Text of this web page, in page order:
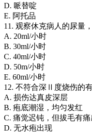
D. 哌替啶
E. 阿托品
11. 观察休克病人的尿量
A. 20ml/小时
B. 30ml/小时
C. 40ml/小时
D. 50m/小时
E. 60ml/小时
12. 不符合深Ⅱ度烧伤的
A. 损伤达真皮深层
B. 疱底潮湿，均匀发红
C. 痛觉迟钝，但拔毛有痛
D. 无水疱出现